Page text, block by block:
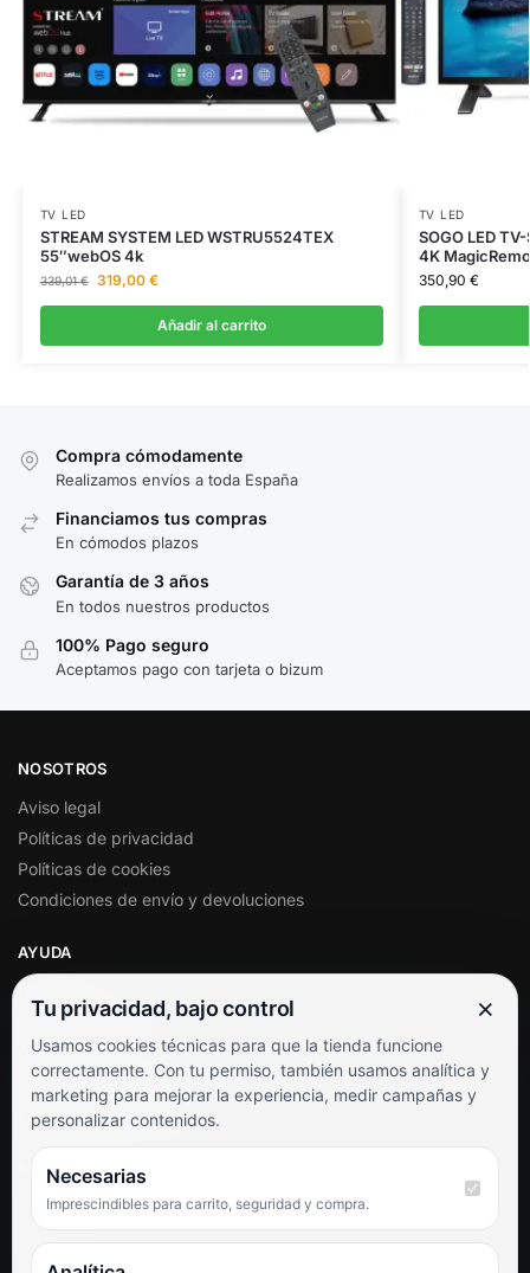
TV LED
STREAM SYSTEM LED WSTRU5524TEX
55″webOS 4k
339,01€ 319,00 €
Añadir al carrito
TV LED
SOGO LED
4K
350,90 €
Compra cómodamente
Realizamos envíos a toda España
Financiamos tus compras
En cómodos plazos
Garantía de 3 años
En todos nuestros productos
100% Pago seguro
Aceptamos pago con tarjeta o bizum
NOSOTROS
Aviso legal
Políticas de privacidad
Políticas de cookies
Condiciones de envío y devoluciones
AYUDA
Soporte al cliente
Contacto
Términos y condiciones
Preguntas frecuentes
SÍGUENOS
Facebook
TikTok
Tu privacidad, bajo control ×
Usamos cookies técnicas para que la tienda funcione
correctamente. Con tu permiso, también usamos analítica y
marketing para mejorar la experiencia, medir campañas y
personalizar contenidos.
Necesarias
Imprescindibles para carrito, seguridad y compra.